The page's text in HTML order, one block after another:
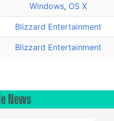
Windows, OS X
Blizzard Entertainment
Blizzard Entertainment
News